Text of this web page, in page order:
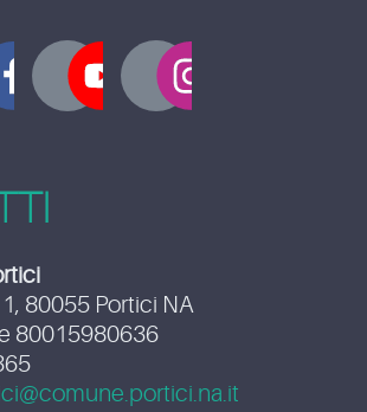
80055 Portici NA
80015980636